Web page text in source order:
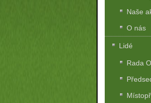
Naše
O nás
Lidé
Rada